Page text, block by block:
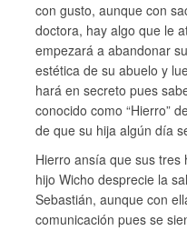
con gusto, aunque con
doctora, hay algo que le
empezará a abandonar
estética de su abuelo y
hará en secreto pues
conocido como “Hierro”
de que su hija algún día
Hierro ansía que sus
hijo Wicho desprecie la
Sebastián, aunque con
comunicación pues se